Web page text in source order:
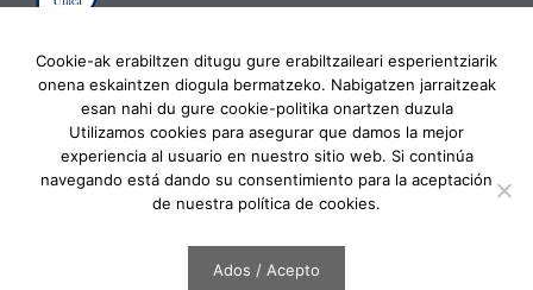
Zona privada
Acceso colegiados
Desconectar
Cookie-ak erabiltzen ditugu gure erabiltzaileari esperientziarik
onena eskaintzen diogula bermatzeko. Nabigatzen jarraitzeak
esan nahi du gure cookie-politika onartzen duzula
Utilizamos cookies para asegurar que damos la mejor
experiencia al usuario en nuestro sitio web. Si continúa
navegando está dando su consentimiento para la aceptación
de nuestra política de cookies.
Ados / Acepto